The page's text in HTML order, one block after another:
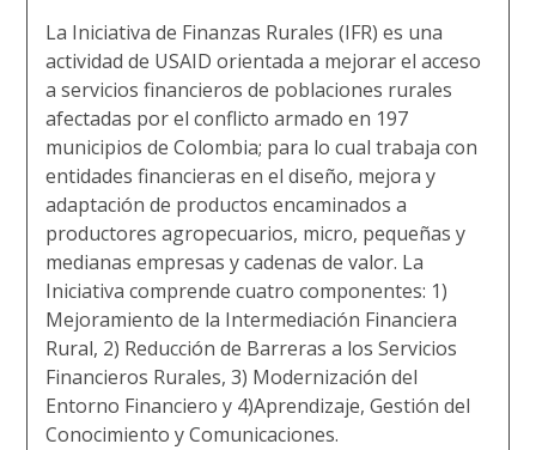
La Iniciativa de Finanzas Rurales (IFR) es una
actividad de USAID orientada a mejorar el acceso
a servicios financieros de poblaciones rurales
afectadas por el conflicto armado en 197
municipios de Colombia; para lo cual trabaja con
entidades financieras en el diseño, mejora y
adaptación de productos encaminados a
productores agropecuarios, micro, pequeñas y
medianas empresas y cadenas de valor. La
Iniciativa comprende cuatro componentes: 1)
Mejoramiento de la Intermediación Financiera
Rural, 2) Reducción de Barreras a los Servicios
Financieros Rurales, 3) Modernización del
Entorno Financiero y 4)Aprendizaje, Gestión del
Conocimiento y Comunicaciones.